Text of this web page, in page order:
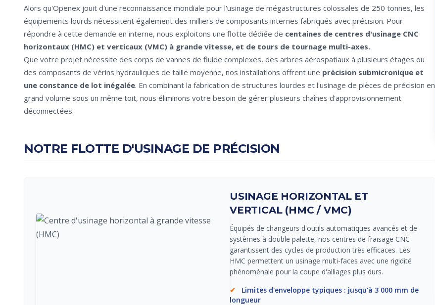
Alors qu'Openex jouit d'une reconnaissance mondiale pour l'usinage de mégastructures colossales de 250 tonnes, les
équipements lourds nécessitent également des milliers de composants internes fabriqués avec précision. Pour
répondre à cette demande en interne, nous exploitons une flotte dédiée de centaines de centres d'usinage CNC
horizontaux (HMC) et verticaux (VMC) à grande vitesse, et de tours de tournage multi-axes.
Que votre projet nécessite des corps de vannes de fluide complexes, des arbres aérospatiaux à plusieurs étages ou
des composants de vérins hydrauliques de taille moyenne, nos installations offrent une précision submicronique et
une constance de lot inégalée. En combinant la fabrication de structures lourdes et l'usinage de pièces de précision en
grand volume sous un même toit, nous éliminons votre besoin de gérer plusieurs chaînes d'approvisionnement
déconnectées.
NOTRE FLOTTE D'USINAGE DE PRÉCISION
USINAGE HORIZONTAL ET
VERTICAL (HMC / VMC)
Équipés de changeurs d'outils automatiques avancés et de
systèmes à double palette, nos centres de fraisage CNC
garantissent des cycles de production très efficaces. Les
HMC permettent un usinage multi-faces avec une rigidité
phénoménale pour la coupe d'alliages plus durs.
✔
Limites d'enveloppe typiques : jusqu'à 3 000 mm de
longueur